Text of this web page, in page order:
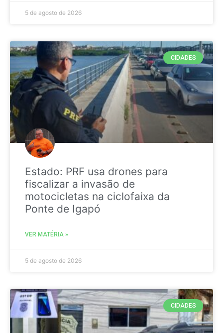
5 de agosto de 2026
CIDADES
Estado: PRF usa drones para
fiscalizar a invasão de
motocicletas na ciclofaixa da
Ponte de Igapó
VER MATÉRIA »
5 de agosto de 2026
CIDADES